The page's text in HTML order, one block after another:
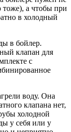
тоже), а чтобы при
в холодный
в бойлер.
клапан для
с
воду. Она
клапана нет,
холодной
у себя или у